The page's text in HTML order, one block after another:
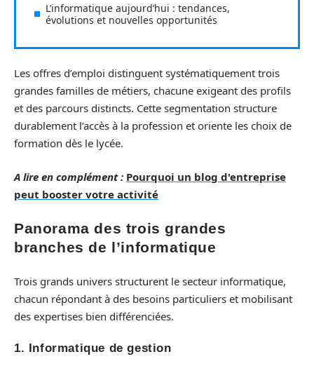
L’informatique aujourd’hui : tendances,
évolutions et nouvelles opportunités
Les offres d’emploi distinguent systématiquement trois
grandes familles de métiers, chacune exigeant des profils
et des parcours distincts. Cette segmentation structure
durablement l’accès à la profession et oriente les choix de
formation dès le lycée.
A lire en complément : Pourquoi un blog d'entreprise
peut booster votre activité
Panorama des trois grandes
branches de l’informatique
Trois grands univers structurent le secteur informatique,
chacun répondant à des besoins particuliers et mobilisant
des expertises bien différenciées.
1. Informatique de gestion